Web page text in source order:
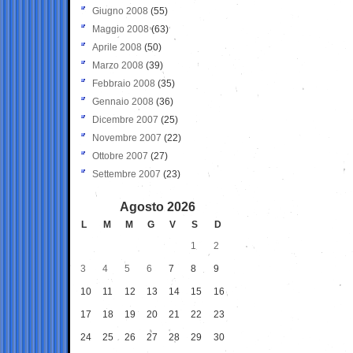
Giugno 2008 (55)
Maggio 2008(63)
Aprile 2008 (50)
Marzo 2008 (39)
Febbraio 2008 (35)
Gennaio 2008 (36)
Dicembre 2007 (25)
Novembre 2007 (22)
Ottobre 2007 (27)
Settembre 2007 (23)
Agosto 2026
L M M G V S
D
1
2
3 4 5 6 7 8 9
10 11 12 13 14 15 16
17 18 19 20 21 22 23
24 25 26 27 28 29 30